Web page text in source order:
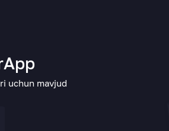
uchun mavjud